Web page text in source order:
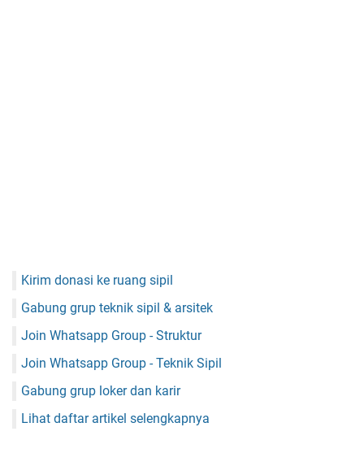
Kirim donasi ke ruang sipil
Gabung grup teknik sipil & arsitek
Join Whatsapp Group - Struktur
Join Whatsapp Group - Teknik Sipil
Gabung grup loker dan karir
Lihat daftar artikel selengkapnya